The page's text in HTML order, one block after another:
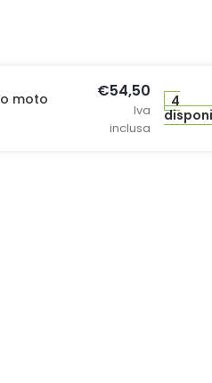
moto
€54,50
Iva
inclusa
4